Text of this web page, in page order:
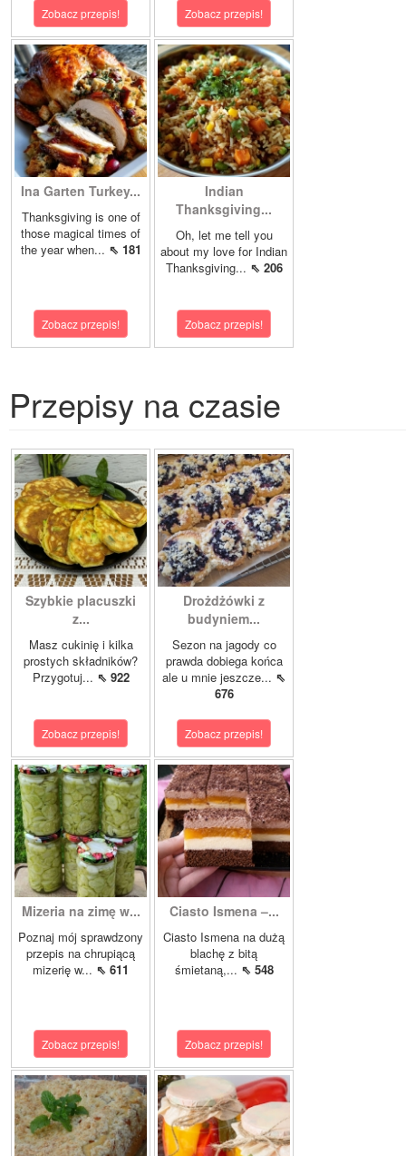
Zobacz przepis! Zobacz przepis!
Ina Garten Turkey...
Thanksgiving is one of
those magical times of
the year when... ⇖ 181
Zobacz przepis!
Indian
Thanksgiving...
Oh, let me tell you
about my love for Indian
Thanksgiving... ⇖ 206
Zobacz przepis!
Przepisy na czasie
Szybkie placuszki
z...
Masz cukinię i kilka
prostych składników?
Przygotuj... ⇖ 922
Zobacz przepis!
Drożdżówki z
budyniem...
Sezon na jagody co
prawda dobiega końca
ale u mnie jeszcze... ⇖
676
Zobacz przepis!
Mizeria na zimę w...
Poznaj mój sprawdzony
przepis na chrupiącą
mizerię w... ⇖ 611
Zobacz przepis!
Ciasto Ismena –...
Ciasto Ismena na dużą
blachę z bitą
śmietaną,... ⇖ 548
Zobacz przepis!